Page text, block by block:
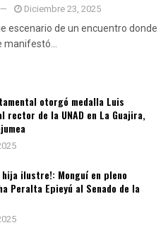
Diciembre 23, 2025
escenario de un encuentro donde
otorgó medalla Luis
rector de la UNAD en La Guajira,
ilustre!: Monguí en pleno
Peralta Epieyú al Senado de la